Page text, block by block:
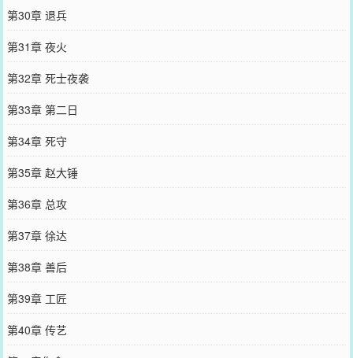
第30章 退兵
第31章 夜火
第32章 死士夜袭
第33章 第二日
第34章 死守
第35章 赵大锤
第36章 总攻
第37章 徐达
第38章 善后
第39章 工匠
第40章 传艺